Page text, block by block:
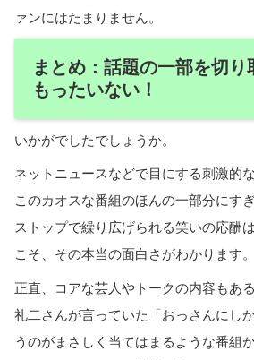
ァンにはたまりません。
まとめ：話題の一部を切り
もったいない！
いかがでしたでしょうか。
ネットニュースなどで目にする刺激的
このカオスな番組のほんの一部分にす
ストップで繰り広げられる笑いの応酬
こそ、その本当の面白さがわかります。
正直、コアな芸人やトークの内容もあ
礼二さんが言っていた「おっさんにし
うのがまさしく当てはまるような番組